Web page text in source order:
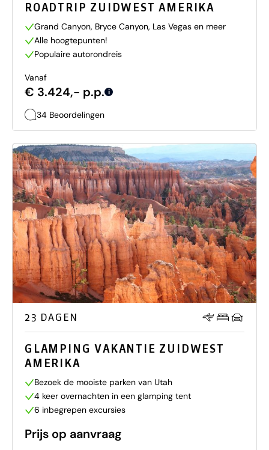
ROADTRIP ZUIDWEST AMERIKA
Grand Canyon, Bryce Canyon, Las Vegas en meer
Alle hoogtepunten!
Populaire autorondreis
Vanaf
€ 3.424,- p.p. i
34 Beoordelingen
23 DAGEN
GLAMPING VAKANTIE ZUIDWEST
AMERIKA
Bezoek de mooiste parken van Utah
4 keer overnachten in een glamping tent
6 inbegrepen excursies
Prijs op aanvraag